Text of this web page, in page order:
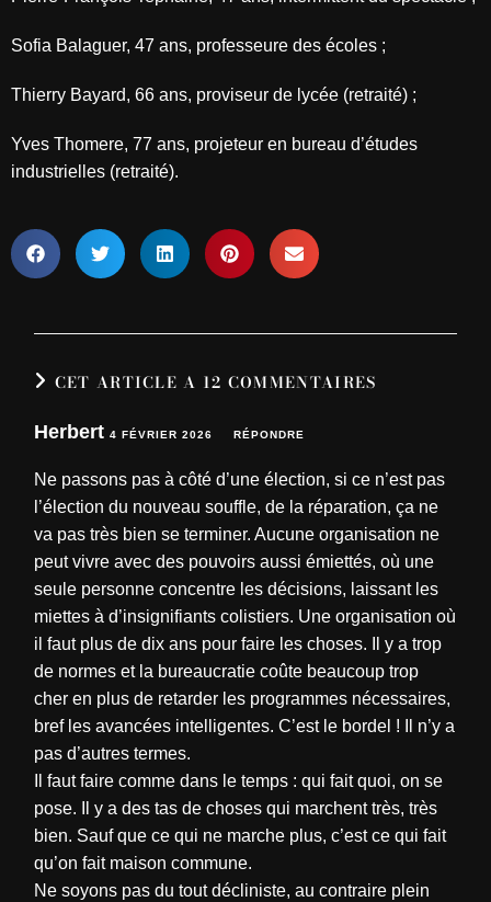
Sofia Balaguer, 47 ans, professeure des écoles ;
Thierry Bayard, 66 ans, proviseur de lycée (retraité) ;
Yves Thomere, 77 ans, projeteur en bureau d’études
industrielles (retraité).
CET ARTICLE A 12 COMMENTAIRES
Herbert4 FÉVRIER 2026 RÉPONDRE
Ne passons pas à côté d’une élection, si ce n’est pas
l’élection du nouveau souffle, de la réparation, ça ne
va pas très bien se terminer. Aucune organisation ne
peut vivre avec des pouvoirs aussi émiettés, où une
seule personne concentre les décisions, laissant les
miettes à d’insignifiants colistiers. Une organisation où
il faut plus de dix ans pour faire les choses. Il y a trop
de normes et la bureaucratie coûte beaucoup trop
cher en plus de retarder les programmes nécessaires,
bref les avancées intelligentes. C’est le bordel ! Il n’y a
pas d’autres termes.
Il faut faire comme dans le temps : qui fait quoi, on se
pose. Il y a des tas de choses qui marchent très, très
bien. Sauf que ce qui ne marche plus, c’est ce qui fait
qu’on fait maison commune.
Ne soyons pas du tout décliniste, au contraire plein